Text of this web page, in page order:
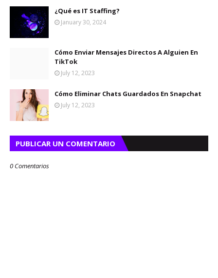
¿Qué es IT Staffing?
January 30, 2024
Cómo Enviar Mensajes Directos A Alguien En
TikTok
July 12, 2023
Cómo Eliminar Chats Guardados En Snapchat
July 12, 2023
PUBLICAR UN COMENTARIO
0 Comentarios